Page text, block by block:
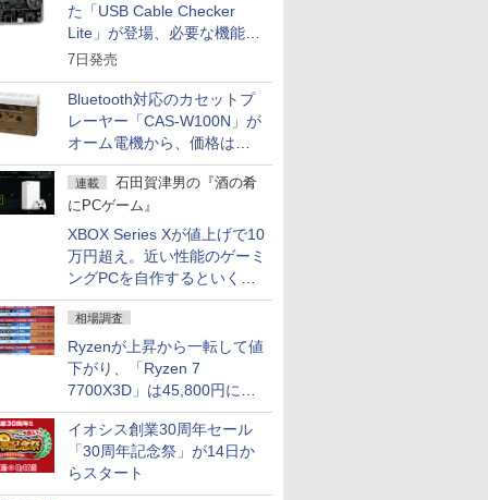
た「USB Cable Checker
Lite」が登場、必要な機能を
凝縮しコンパクトに
7日発売
Bluetooth対応のカセットプ
レーヤー「CAS-W100N」が
オーム電機から、価格は
5,940円
連載
石田賀津男の『酒の肴
にPCゲーム』
XBOX Series Xが値上げで10
万円超え。近い性能のゲーミ
ングPCを自作するといくら
になる？
相場調査
Ryzenが上昇から一転して値
下がり、「Ryzen 7
7700X3D」は45,800円に急
落し「Ryzen 7 7800X3D」
との価格逆転解消 [8月前半の
CPU価格]
イオシス創業30周年セール
「30周年記念祭」が14日か
らスタート